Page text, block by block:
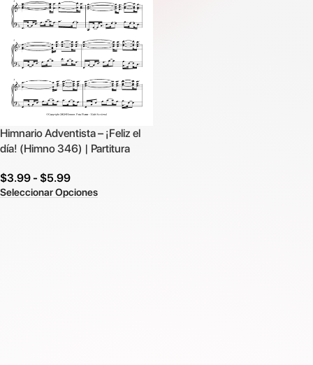
Himnario Adventista – ¡Feliz el
día! (Himno 346) | Partitura
$3.99 - $5.99
Seleccionar Opciones